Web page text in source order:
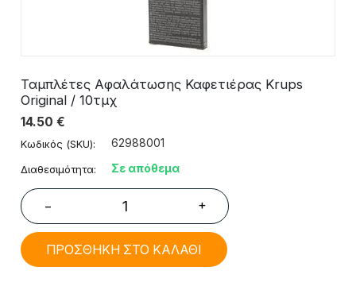
Ταμπλέτες Αφαλάτωσης Καφετιέρας Krups
Original / 10τμχ
14.50 €
Κωδικός (SKU): 62988001
Διαθεσιμότητα: Σε απόθεμα
− +
ΠΡΟΣΘΗΚΗ ΣΤΟ ΚΑΛΑΘΙ